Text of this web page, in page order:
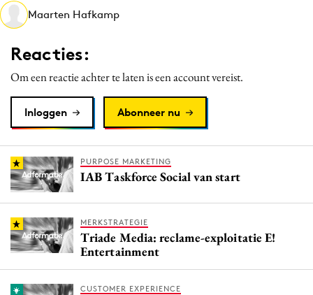
Media
Merkstrategie
PR
Programmatic
Reputatie & crisis
Maarten Hafkamp
Reacties:
Om een reactie achter te laten is een account vereist.
Inloggen Abonneer nu
PURPOSE MARKETING
IAB Taskforce Social van start
MERKSTRATEGIE
Triade Media: reclame-exploitatie E!
Entertainment
CUSTOMER EXPERIENCE